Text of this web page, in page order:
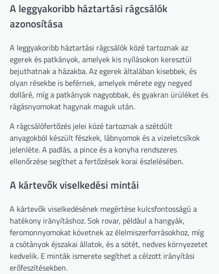
A leggyakoribb háztartási rágcsálók
azonosítása
A leggyakoribb háztartási rágcsálók közé tartoznak az
egerek és patkányok, amelyek kis nyílásokon keresztül
bejuthatnak a házakba. Az egerek általában kisebbek, és
olyan résekbe is beférnek, amelyek mérete egy negyed
dolláré, míg a patkányok nagyobbak, és gyakran ürüléket és
rágásnyomokat hagynak maguk után.
A rágcsálófertőzés jelei közé tartoznak a szétdúlt
anyagokból készült fészkek, lábnyomok és a vizeletcsíkok
jelenléte. A padlás, a pince és a konyha rendszeres
ellenőrzése segíthet a fertőzések korai észlelésében.
A kártevők viselkedési mintái
A kártevők viselkedésének megértése kulcsfontosságú a
hatékony irányításhoz. Sok rovar, például a hangyák,
feromonnyomokat követnek az élelmiszerforrásokhoz, míg
a csótányok éjszakai állatok, és a sötét, nedves környezetet
kedvelik. E minták ismerete segíthet a célzott irányítási
erőfeszítésekben.